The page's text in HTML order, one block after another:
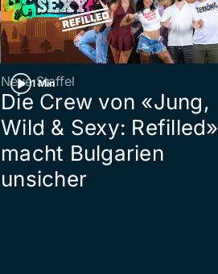
1 Min
Neue Staffel
Die Crew von «Jung,
Wild & Sexy: Refilled»
macht Bulgarien
unsicher